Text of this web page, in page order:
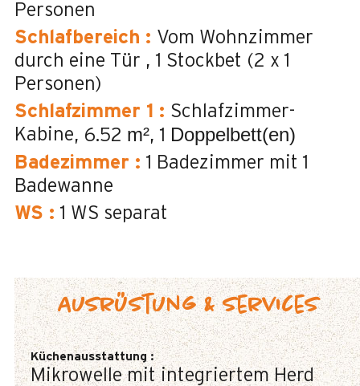
Personen
Schlafbereich : Vom Wohnzimmer
durch eine Tür
1 Stockbet (2 x 1
Personen)
Schlafzimmer 1 : Schlafzimmer-
Kabine
6.52 m² 1 Doppelbett(en)
Badezimmer : 1 Badezimmer mit 1
Badewanne
WS : 1 WS separat
Ausrüstung & Services
Küchenausstattung :
Mikrowelle mit integriertem Herd